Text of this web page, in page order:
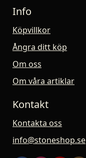
Info
Köpvillkor
Ångra ditt köp
Om oss
Om våra artiklar
Kontakt
Kontakta oss
info@stoneshop.se